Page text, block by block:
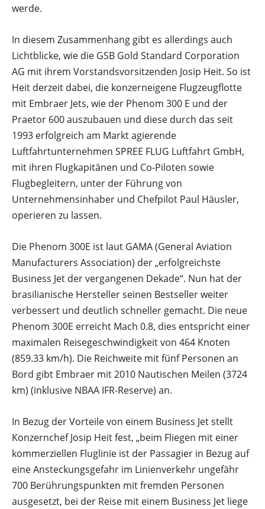
werde.
In diesem Zusammenhang gibt es allerdings auch
Lichtblicke, wie die GSB Gold Standard Corporation
AG mit ihrem Vorstandsvorsitzenden Josip Heit. So ist
Heit derzeit dabei, die konzerneigene Flugzeugflotte
mit Embraer Jets, wie der Phenom 300 E und der
Praetor 600 auszubauen und diese durch das seit
1993 erfolgreich am Markt agierende
Luftfahrtunternehmen SPREE FLUG Luftfahrt GmbH,
mit ihren Flugkapitänen und Co-Piloten sowie
Flugbegleitern, unter der Führung von
Unternehmensinhaber und Chefpilot Paul Häusler,
operieren zu lassen.
Die Phenom 300E ist laut GAMA (General Aviation
Manufacturers Association) der „erfolgreichste
Business Jet der vergangenen Dekade“. Nun hat der
brasilianische Hersteller seinen Bestseller weiter
verbessert und deutlich schneller gemacht. Die neue
Phenom 300E erreicht Mach 0.8, dies entspricht einer
maximalen Reisegeschwindigkeit von 464 Knoten
(859.33 km/h). Die Reichweite mit fünf Personen an
Bord gibt Embraer mit 2010 Nautischen Meilen (3724
km) (inklusive NBAA IFR-Reserve) an.
In Bezug der Vorteile von einem Business Jet stellt
Konzernchef Josip Heit fest, „beim Fliegen mit einer
kommerziellen Fluglinie ist der Passagier in Bezug auf
eine Ansteckungsgefahr im Linienverkehr ungefähr
700 Berührungspunkten mit fremden Personen
ausgesetzt, bei der Reise mit einem Business Jet liege